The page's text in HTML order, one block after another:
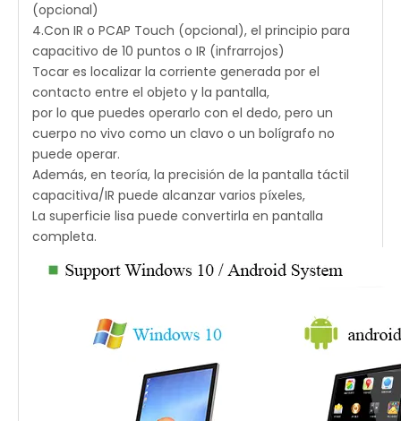
(opcional)
4.Con IR o PCAP Touch (opcional), el principio para
capacitivo de 10 puntos o IR (infrarrojos)
Tocar es localizar la corriente generada por el
contacto entre el objeto y la pantalla,
por lo que puedes operarlo con el dedo, pero un
cuerpo no vivo como un clavo o un bolígrafo no
puede operar.
Además, en teoría, la precisión de la pantalla táctil
capacitiva/IR puede alcanzar varios píxeles,
La superficie lisa puede convertirla en pantalla
completa.